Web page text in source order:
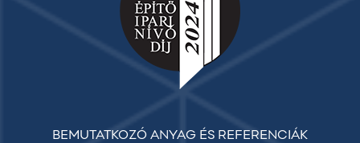
BEMUTATKOZÓ ANYAG ÉS REFERENCIÁK